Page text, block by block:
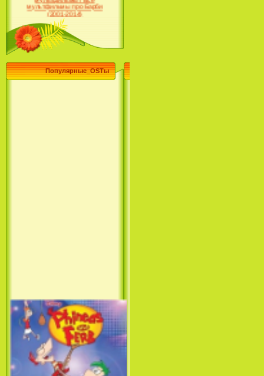
(2001-2014)
Фархат: Принц Персии /
Популярные_OSTы